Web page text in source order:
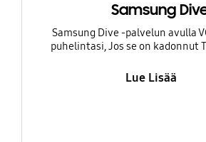
Samsung
Samsung Dive -palvelun avulla
puhelintasi, Jos se on kadonnut
Lue Lisää